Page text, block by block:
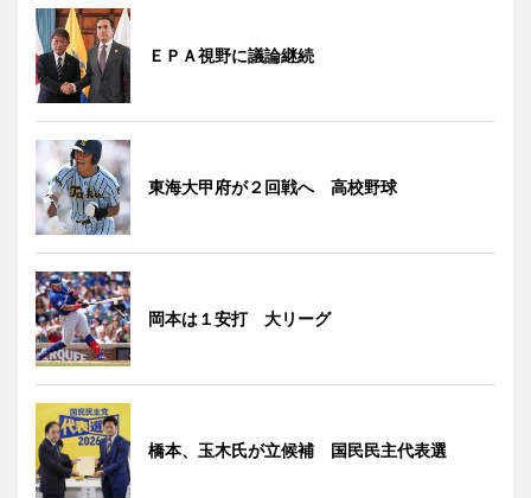
ＥＰＡ視野に議論継続
東海大甲府が２回戦へ 高校野球
岡本は１安打 大リーグ
橋本、玉木氏が立候補 国民民主代表選